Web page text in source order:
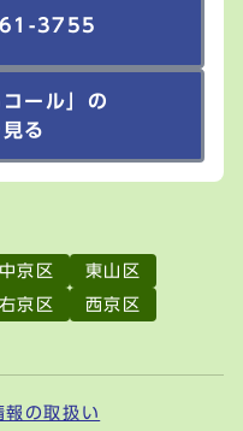
3755
コール」の
る
中京区
東山区
右京区
西京区
報の取扱い